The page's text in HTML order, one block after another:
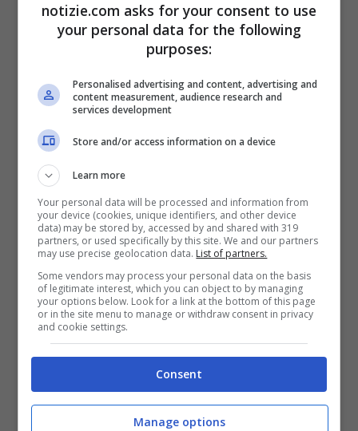
che un utente del web ha preso le sue foto
dal suo profilo social e le ha messe sul sito
di intrattenimento tramite abbonamento)
anche cifre importanti.
Gemma Owen (figlia di
Michael), sue foto finite su
OnlyFans
Gemma Owen, la figlia di
pic.twitter.com/T1hzzaRjcU
notizie.com asks for your consent to use
your personal data for the following
purposes:
Personalised advertising and content, advertising and
content measurement, audience research and
services development
Store and/or access information on a device
Learn more
Your personal data will be processed and information from
your device (cookies, unique identifiers, and other device
data) may be stored by, accessed by and shared with 319
partners, or used specifically by this site. We and our partners
may use precise geolocation data. List of partners.
Some vendors may process your personal data on the basis
of legitimate interest, which you can object to by managing
your options below. Look for a link at the bottom of this page
or in the site menu to manage or withdraw consent in privacy
and cookie settings.
Consent
Manage options